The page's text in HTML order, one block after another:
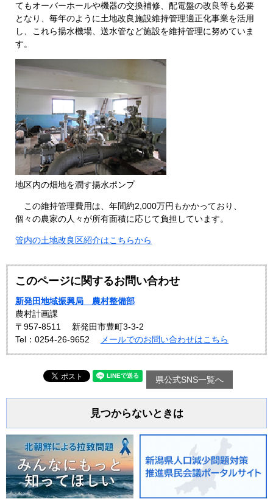
てもオーバーホールや機器の交換補修、配電盤の改良等も必要
となり、毎年のように土地改良施設維持管理適正化事業を活用
し、これら揚水機場、送水管など施設を維持管理に努めていま
す。
地区内の畑地を潤す揚水ポンプ
この維持管理費用は、年間約2,000万円もかかっており、
個々の農家の人々が所有面積に応じて負担しています。
管内の土地改良区紹介はこちらから
このページに関するお問い合わせ
新発田地域振興局 農村整備部
農村計画課
〒957-8511
新発田市豊町3-3-2
Tel：0254-26-9652
メールでのお問い合わせはこちら
県公式SNS一覧へ
見つからないときは